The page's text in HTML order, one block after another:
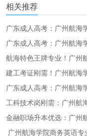
相关推荐
广东成人高考：广州航海
广东成人高考：广州航海
航海特色王牌专业！广州
建工考证刚需！广州航海
广东成人高考：广州航海
工科技术岗刚需：广州航
金融职场升本优选：广州
广州航海学院商务英语